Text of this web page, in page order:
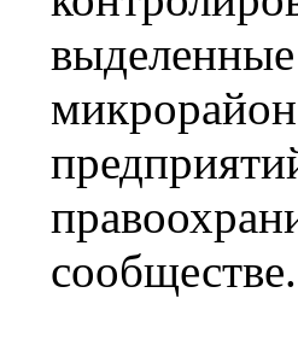
сообществе.